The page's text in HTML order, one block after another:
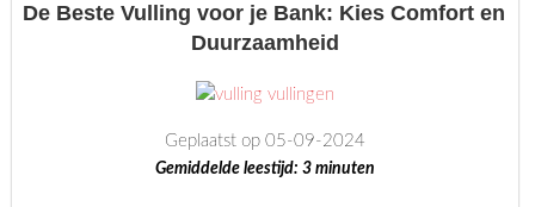
van
BTW
op
De Beste Vulling voor je Bank: Kies Comfort en
Duurzaamheid
Geplaatst op 05-09-2024
Gemiddelde leestijd: 3 minuten